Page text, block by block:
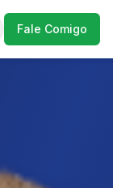
Fale Comigo